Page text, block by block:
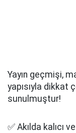
Yayın geçmişi,
yapısıyla dikkat
sunulmuştur!
✅ Akılda kalıcı